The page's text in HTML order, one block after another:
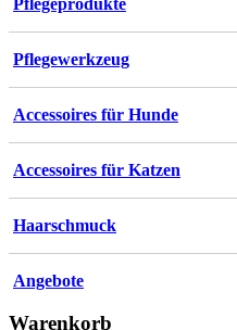
Pflegeprodukte
Pflegewerkzeug
Accessoires für Hunde
Accessoires für Katzen
Haarschmuck
Angebote
Warenkorb